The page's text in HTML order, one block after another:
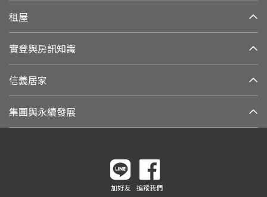
租屋
實登與房訊知識
信義居家
集團與永續發展
加好友 追蹤我們